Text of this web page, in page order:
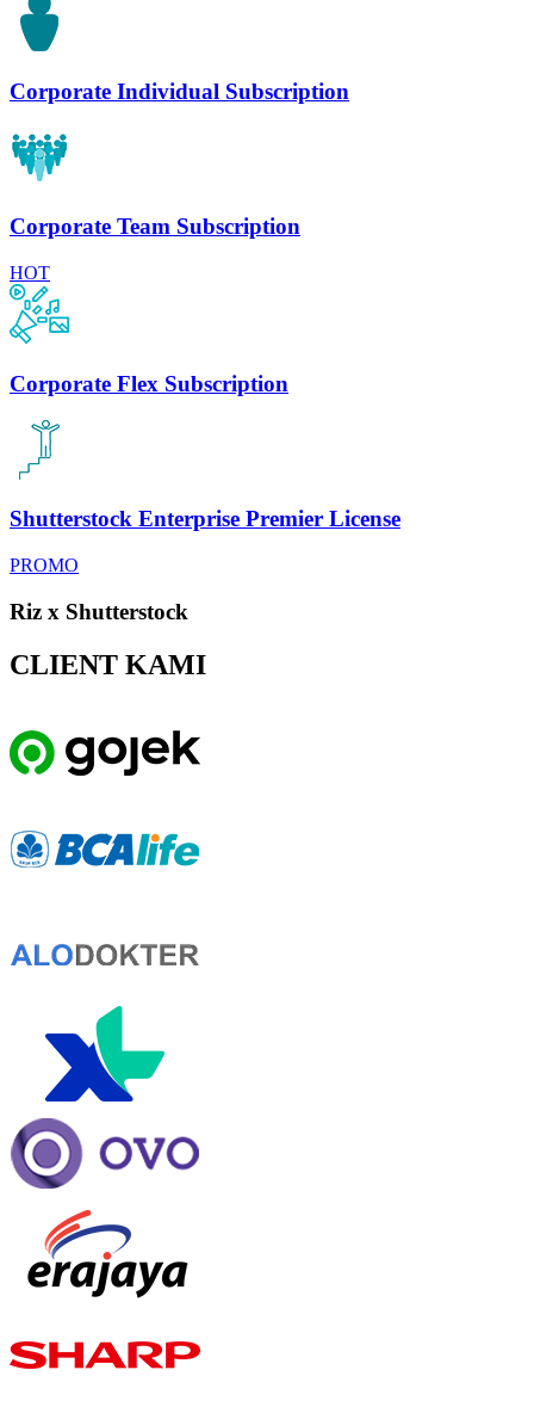
Corporate Individual Subscription
Corporate Team Subscription
HOT
Corporate Flex Subscription
Shutterstock Enterprise Premier License
PROMO
Riz x Shutterstock
CLIENT KAMI